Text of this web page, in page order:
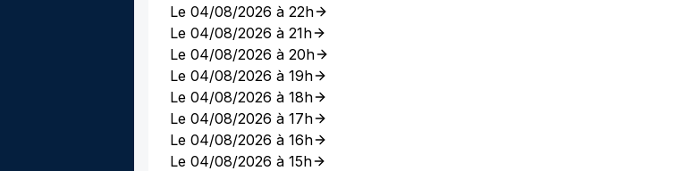
Le 04/08/2026 à 22h
Le 04/08/2026 à 21h
Le 04/08/2026 à 20h
Le 04/08/2026 à 19h
Le 04/08/2026 à 18h
Le 04/08/2026 à 17h
Le 04/08/2026 à 16h
Le 04/08/2026 à 15h